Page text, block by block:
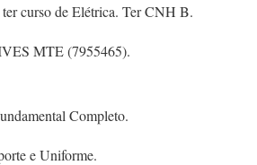
curso de Elétrica. Ter CNH B.
MTE (7955465).
Completo.
e Uniforme.